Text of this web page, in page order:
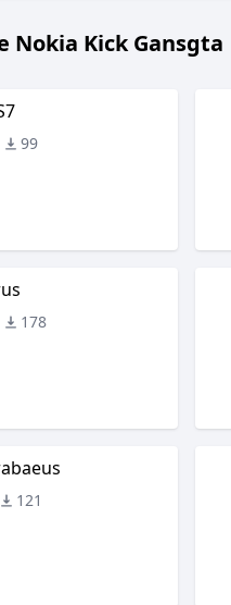
Nokia Kick Gansgta
99
178
121